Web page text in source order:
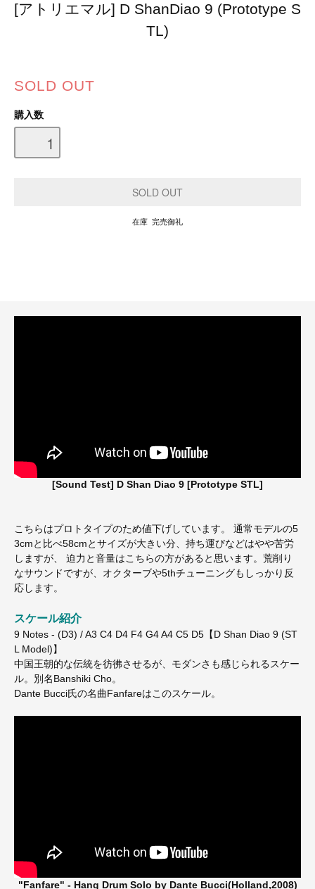
[アトリエマル] D ShanDiao 9 (Prototype S
TL)
SOLD OUT
購入数
在庫 完売御礼
[Sound Test] D Shan Diao 9 [Prototype STL]
こちらはプロトタイプのため値下げしています。 通常モデルの5
3cmと比べ58cmとサイズが大きい分、持ち運びなどはやや苦労
しますが、 迫力と音量はこちらの方があると思います。荒削り
なサウンドですが、オクターブや5thチューニングもしっかり反
応します。
スケール紹介
9 Notes - (D3) / A3 C4 D4 F4 G4 A4 C5 D5【D Shan Diao 9 (ST
L Model)】
中国王朝的な伝統を彷彿させるが、モダンさも感じられるスケー
ル。別名Banshiki Cho。
Dante Bucci氏の名曲Fanfareはこのスケール。
"Fanfare" - Hang Drum Solo by Dante Bucci(Holland,2008)